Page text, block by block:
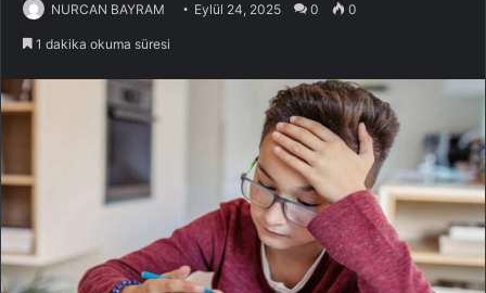
NURCAN BAYRAM Eylül 24, 2025 0 0
1 dakika okuma süresi